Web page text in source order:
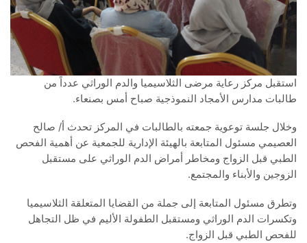
استقبل مركز رعاية مرضى الثلاسيميا والدم الوراثي عدداً من
طالبات مدارس الأمجاد النموذجية صباح أمس بصنعاء.
وخلال جلسة توعوية جمعته بالطالبات في المركز تحدث أ/ صالح
العصيمي مسئول المتابعة بالهيئة الإدارية للجمعية عن أهمية الفحص
الطبي قبل الزواج ومخاطر أمراض الدم الوراثي على مستقبل
الزوجين والأبناء والمجتمع.
وتطرق مسئول المتابعة إلى جملة من القضايا المتعلقة الثلاسيميا
وتكسرات الدم الوراثي ومستقبل الطفولة الأليم في ظل التجاهل
للفحص الطبي قبل الزواج.